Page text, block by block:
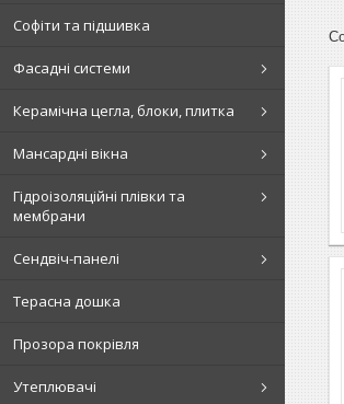
Софіти та підшивка
Фасадні системи
Керамічна цегла, блоки, плитка
Мансардні вікна
Гідроізоляційні плівки та
мембрани
Сендвіч-панелі
Терасна дошка
Прозора покрівля
Утеплювачі